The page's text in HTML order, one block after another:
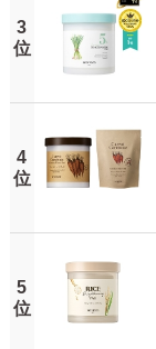
3
位
4
位
5
位